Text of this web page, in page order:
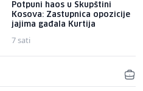
Potpuni haos u Skupštini
Kosova: Zastupnica opozicije
jajima gađala Kurtija
7 sati